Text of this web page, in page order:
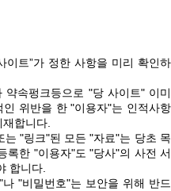
트”가 정한 사항을 미리 확인하
속펑크등으로 "당 사이트" 이미
위반을 한 "이용자"는 인적사항
합니다.
"링크"된 모든 "자료"는 당초 목
록한 "이용자"도 "당사"의 사전 서
합니다.
"비밀번호"는 보안을 위해 반드